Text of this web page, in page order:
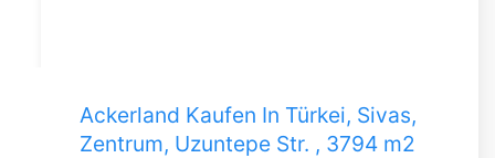
Ackerland Kaufen In Türkei, Sivas,
Zentrum, Uzuntepe Str. , 3794 m2